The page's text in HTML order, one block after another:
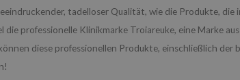
tadelloser Qualität, wie die Produkte, die
die professionelle Klinikmarke Troiareuke, eine Marke
diese professionellen Produkte, einschließlich der